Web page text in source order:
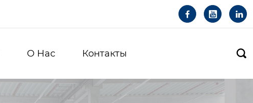
  
О Hас Контакты 